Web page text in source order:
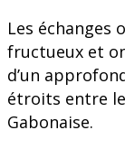
Les
fructueux et
d’un
étroits entre le
Gabonaise.